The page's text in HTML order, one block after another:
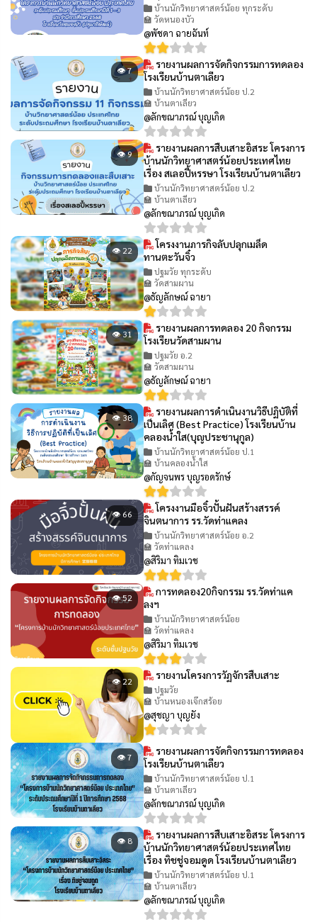
บ้านนักวิทยาศาสตร์น้อย ทุกระดับ
🏫 วัดหนองบัว
@พัชดา ฉายฉันท์
👁 7
รายงานผลการจัดกิจกรรมการทดลอง
โรงเรียนบ้านตาเลียว
บ้านนักวิทยาศาสตร์น้อย ป.2
🏫 บ้านตาเลียว
@ลักขณาภรณ์ บุญเกิด
👁 9
รายงานผลการสืบเสาะอิสระ โครงการ
บ้านนักวิทยาศาสตร์น้อยประเทศไทย
เรื่อง สเลอปี้หรรษา โรงเรียนบ้านตาเลียว
บ้านนักวิทยาศาสตร์น้อย ป.2
🏫 บ้านตาเลียว
@ลักขณาภรณ์ บุญเกิด
👁 22
โครงงานภารกิจลับปลุกเมล็ด
ทานตะวันจิ๋ว
ปฐมวัย ทุกระดับ
🏫 วัดสามผาน
@ธัญลักษณ์ ฉายา
👁 31
รายงานผลการทดลอง 20 กิจกรรม
โรงเรียนวัดสามผาน
ปฐมวัย อ.2
🏫 วัดสามผาน
@ธัญลักษณ์ ฉายา
👁 38
รายงานผลการดำเนินงานวิธีปฏิบัติที่
เป็นเลิศ (Best Practice) โรงเรียนบ้าน
คลองน้ำใส(บุญประชานุกูล)
บ้านนักวิทยาศาสตร์น้อย ป.1
🏫 บ้านคลองน้ำใส
@กัญจนพร บุญรอดรักษ์
👁 66
โครงงานมือจิ๋วปั้นฝันสร้างสรรค์
จินตนาการ รร.วัดท่าแคลง
บ้านนักวิทยาศาสตร์น้อย อ.2
🏫 วัดท่าแคลง
@สิริมา ทิมเวช
👁 52
การทดลอง20กิจกรรม รร.วัดท่าแค
ลงฯ
บ้านนักวิทยาศาสตร์น้อย
🏫 วัดท่าแคลง
@สิริมา ทิมเวช
👁 22 รายงานโครงการวัฏจักรสืบเสาะ
ปฐมวัย
🏫 บ้านหนองเจ๊กสร้อย
@สุชญา บุญยัง
👁 7
รายงานผลการจัดกิจกรรมการทดลอง
โรงเรียนบ้านตาเลียว
บ้านนักวิทยาศาสตร์น้อย ป.1
🏫 บ้านตาเลียว
@ลักขณาภรณ์ บุญเกิด
👁 8
รายงานผลการสืบเสาะอิสระ โครงการ
บ้านนักวิทยาศาสตร์น้อยประเทศไทย
เรื่อง ทิชชู่จอมดูด โรงเรียนบ้านตาเลียว
บ้านนักวิทยาศาสตร์น้อย ป.1
🏫 บ้านตาเลียว
@ลักขณาภรณ์ บุญเกิด